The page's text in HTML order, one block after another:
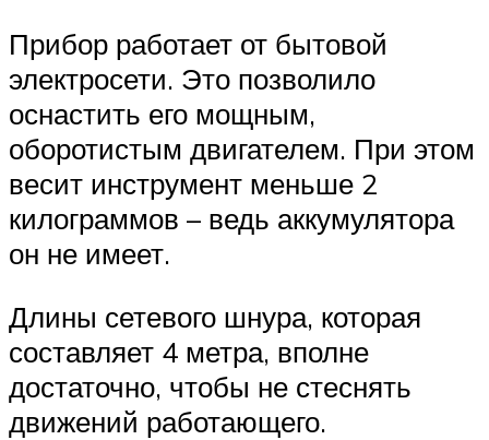
Прибор работает от бытовой
электросети. Это позволило
оснастить его мощным,
оборотистым двигателем. При этом
весит инструмент меньше 2
килограммов – ведь аккумулятора
он не имеет.
Длины сетевого шнура, которая
составляет 4 метра, вполне
достаточно, чтобы не стеснять
движений работающего.